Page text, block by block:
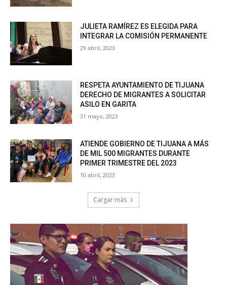
JULIETA RAMÍREZ ES ELEGIDA PARA
INTEGRAR LA COMISIÓN PERMANENTE
29 abril, 2023
RESPETA AYUNTAMIENTO DE TIJUANA
DERECHO DE MIGRANTES A SOLICITAR
ASILO EN GARITA
31 mayo, 2023
ATIENDE GOBIERNO DE TIJUANA A MÁS
DE MIL 500 MIGRANTES DURANTE
PRIMER TRIMESTRE DEL 2023
10 abril, 2023
Cargar más